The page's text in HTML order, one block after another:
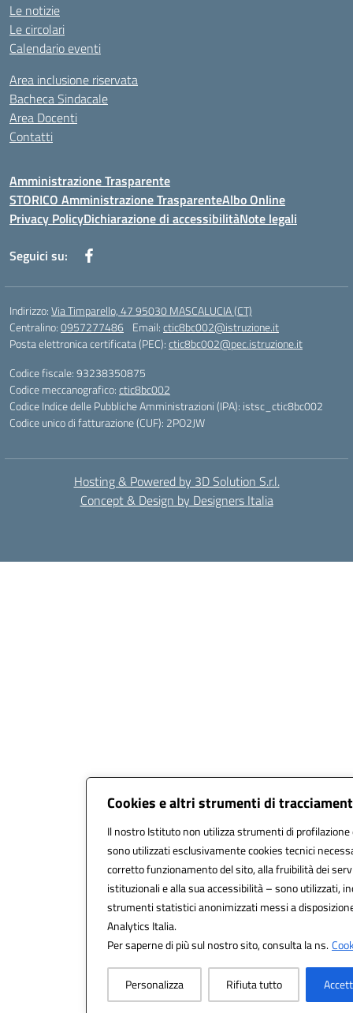
Cookies e altri strumenti di
Il nostro Istituto non utilizza strumenti di
sono utilizzati esclusivamente cookies tecnici
corretto funzionamento del sito, alla fruibilità dei
istituzionali e alla sua accessibilità – sono utilizzati,
strumenti statistici anonimizzati messi a
Analytics Italia.
Per saperne di più sul nostro sito, consulta la ns.
Personalizza Rifiuta tutto
Le notizie
Le circolari
Calendario eventi
Area inclusione riservata
Bacheca Sindacale
Area Docenti
Contatti
Amministrazione Trasparente
STORICO Amministrazione TrasparenteAlbo Online
Privacy PolicyDichiarazione di accessibilitàNote legali
Seguici su:
Indirizzo:Via Timparello, 47 95030 MASCALUCIA (CT)
Centralino:0957277486 Email:ctic8bc002@istruzione.it
Posta elettronica certificata (PEC):ctic8bc002@pec.istruzione.it
Codice fiscale: 93238350875
Codice meccanografico:ctic8bc002
Codice Indice delle Pubbliche Amministrazioni (IPA): istsc_ctic8bc002
Codice unico di fatturazione (CUF): 2PO2JW
Hosting & Powered by 3D Solution S.r.l.
Concept & Design by Designers Italia